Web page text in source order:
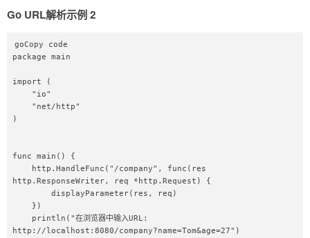
Go URL解析示例 2
goCopy code
package main
import (
)
func main() {
http.ResponseWriter, req *http.Request) {
http://localhost:8080/company?name=Tom&age=27")